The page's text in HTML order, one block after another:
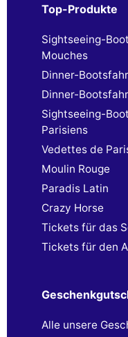
Top-Produkte
Sightseeing-
Mouches
Dinner-
Dinner-
Sightseeing-
Parisiens
Vedettes de
Moulin Rouge
Paradis Latin
Crazy Horse
Tickets für das
Tickets für den
Alle unsere